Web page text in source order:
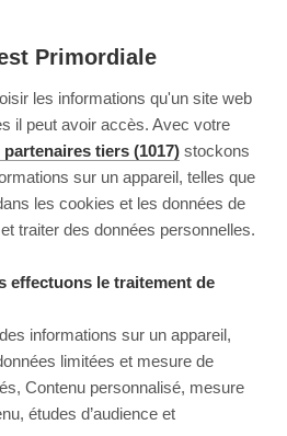
Primordiale
les informations qu'un site web
il peut avoir accès. Avec votre
partenaires tiers (1017) stockons
sur un appareil, telles que
les cookies et les données de
traiter des données personnelles.
effectuons le traitement de
informations sur un appareil,
limitées et mesure de
Contenu personnalisé, mesure
études d’audience et